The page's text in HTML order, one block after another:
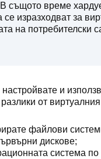
В същото време
изразходват за
на потребителски
настройвате и
от
файлови
дискове;
система